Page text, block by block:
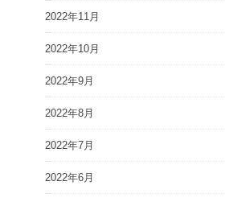
2022年11月
2022年10月
2022年9月
2022年8月
2022年7月
2022年6月